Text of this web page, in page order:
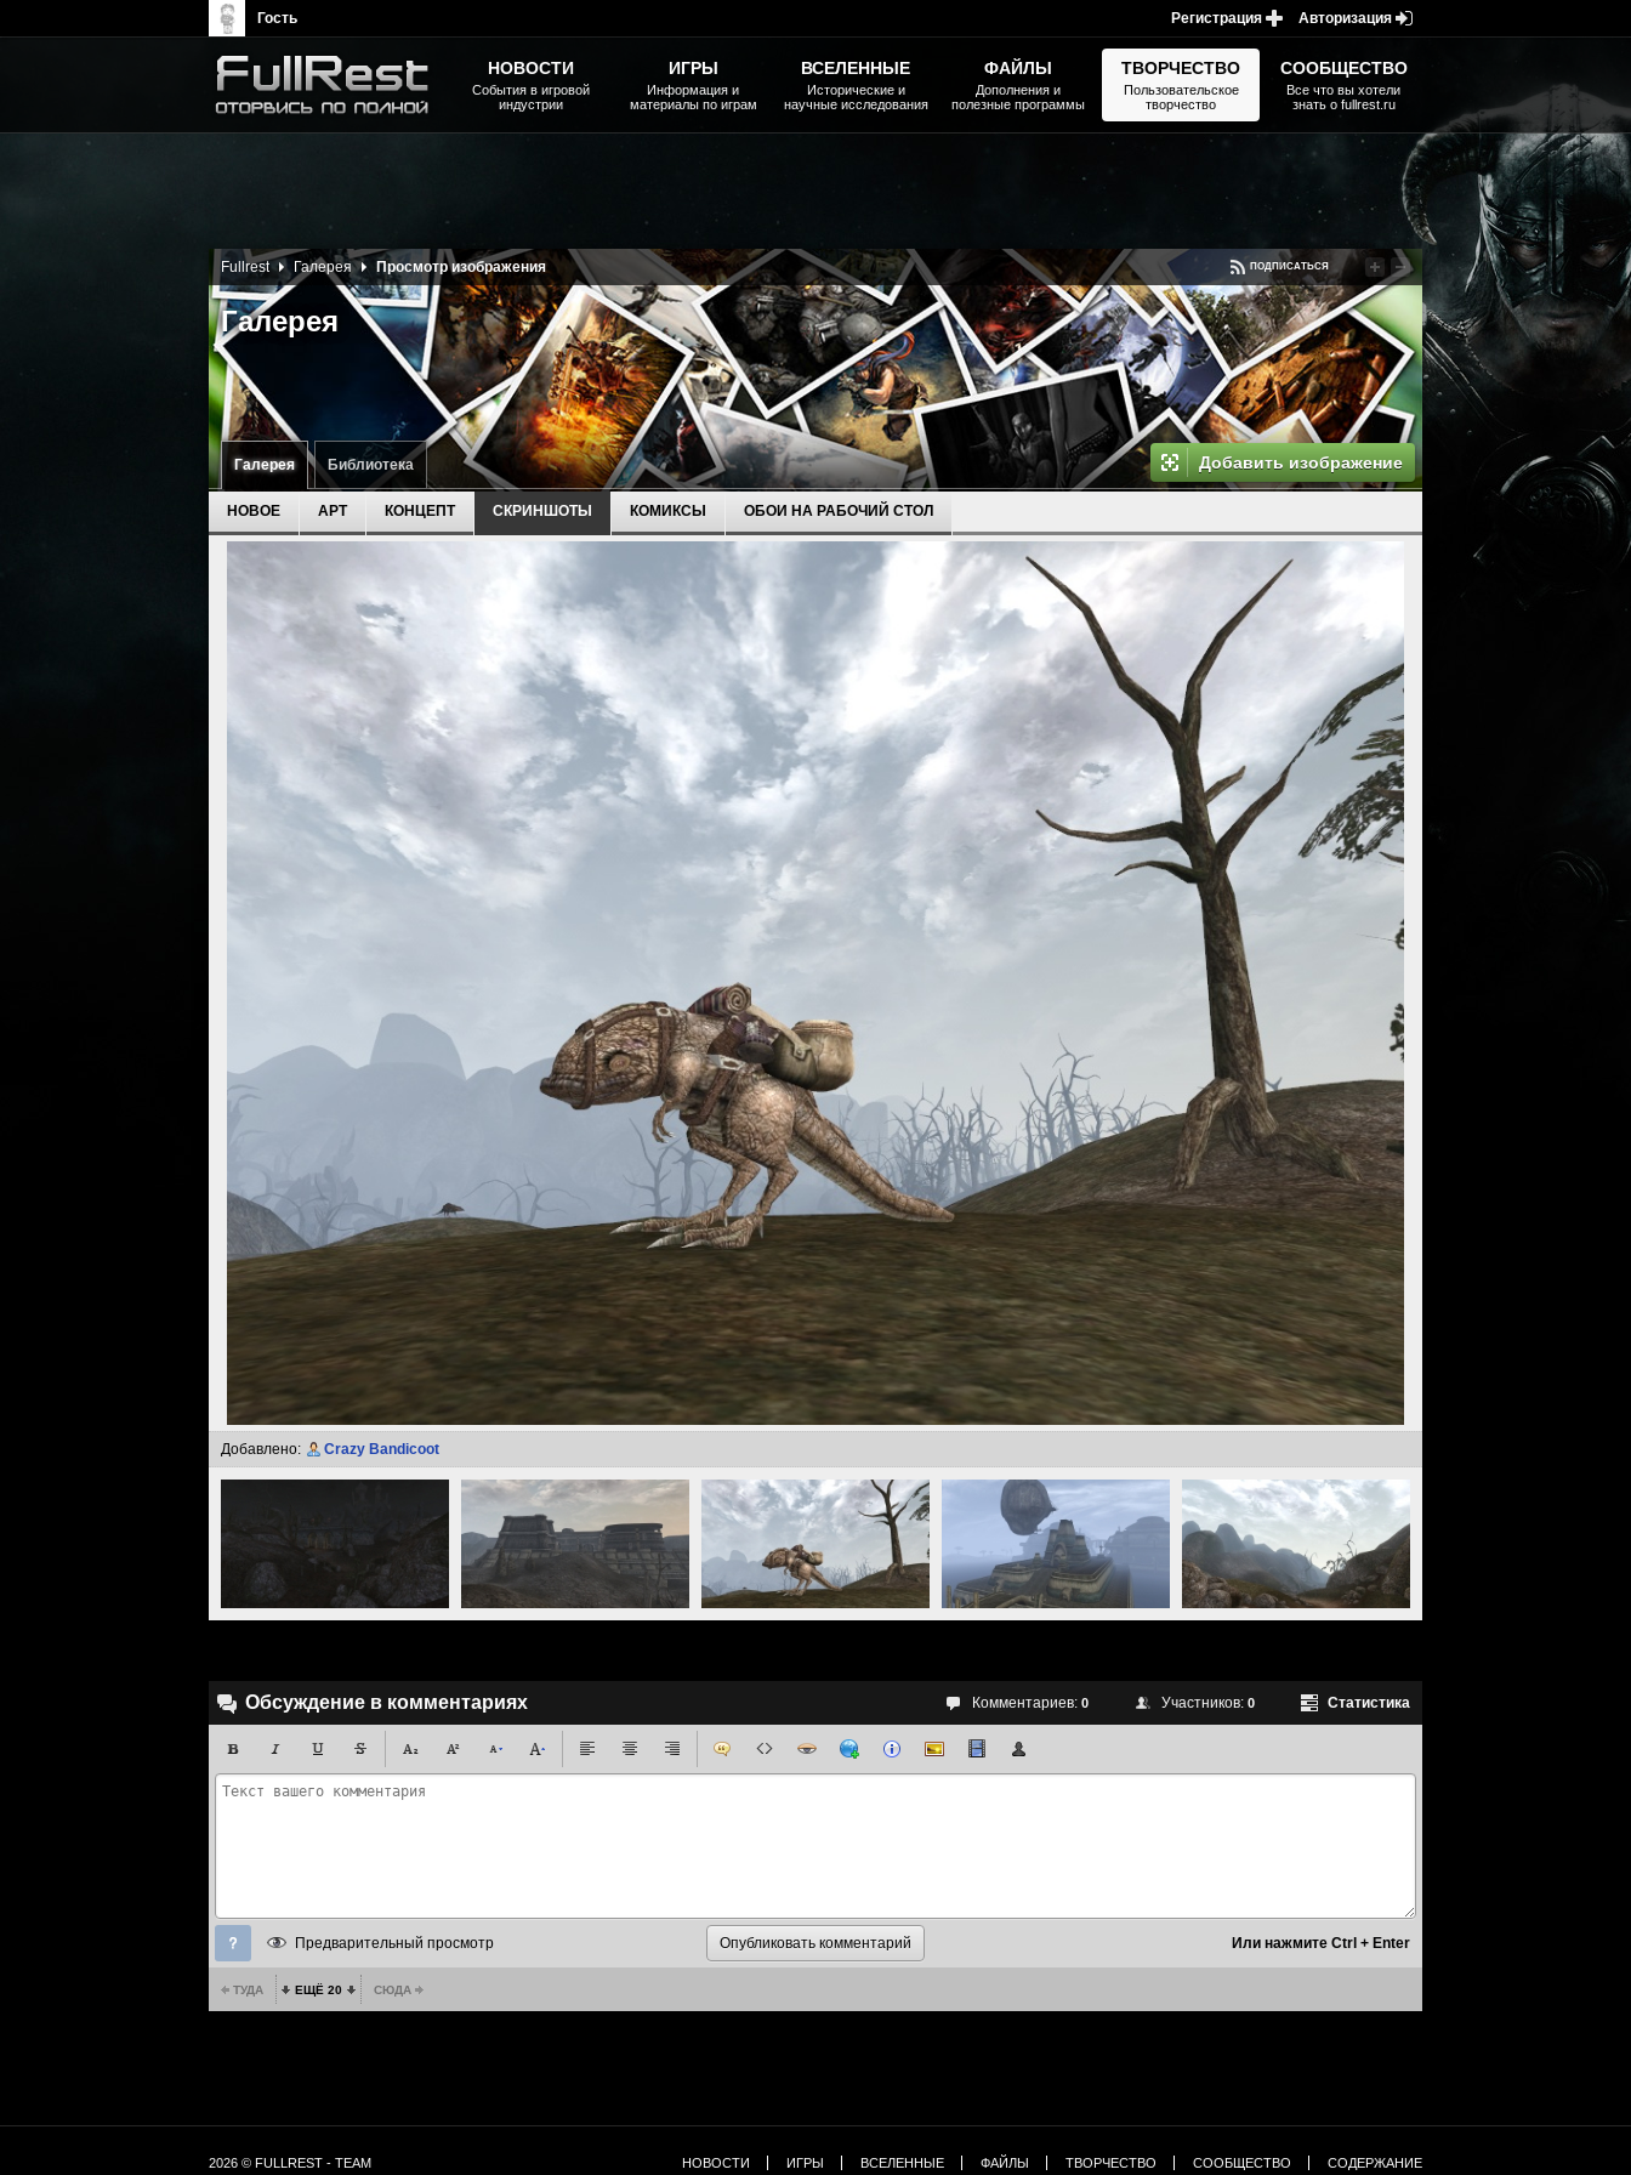
Галерея Библиотека Добавить изображение
Галерея
ПОДПИСАТЬСЯ
Fullrest Галерея Просмотр изображения
НОВОЕ АРТ КОНЦЕПТ СКРИНШОТЫ КОМИКСЫ ОБОИ НА РАБОЧИЙ СТОЛ
Добавлено: Crazy Bandicoot
Комментариев: 0 Участников: 0 Статистика
Обсуждение в комментариях
Предварительный просмотр
ТУДА ЕЩЁ 20 СЮДА
НОВОСТИ
События в игровой
индустрии
ИГРЫ
Информация и
материалы по играм
ВСЕЛЕННЫЕ
Исторические и
научные исследования
ФАЙЛЫ
Дополнения и
полезные программы
ТВОРЧЕСТВО
Пользовательское
творчество
СООБЩЕСТВО
Все что вы хотели
знать о fullrest.ru
2026 © FULLREST - TEAM СОДЕРЖАНИЕ
СООБЩЕСТВО
ТВОРЧЕСТВО
ФАЙЛЫ
ВСЕЛЕННЫЕ
ИГРЫ
НОВОСТИ
Авторизация
Регистрация
Гость